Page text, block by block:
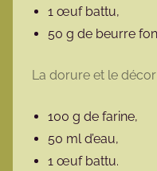
1 œuf battu,
50 g de beurre
La dorure et le décor
100 g de farine,
50 ml d’eau,
1 œuf battu.